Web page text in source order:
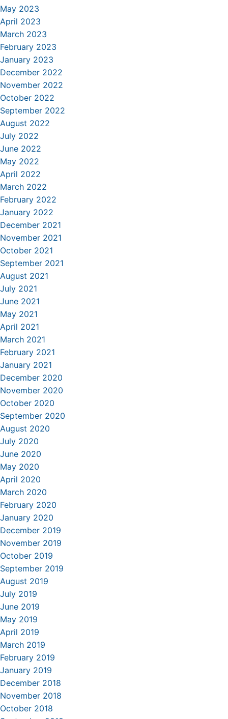
May 2023
April 2023
March 2023
February 2023
January 2023
December 2022
November 2022
October 2022
September 2022
August 2022
July 2022
June 2022
May 2022
April 2022
March 2022
February 2022
January 2022
December 2021
November 2021
October 2021
September 2021
August 2021
July 2021
June 2021
May 2021
April 2021
March 2021
February 2021
January 2021
December 2020
November 2020
October 2020
September 2020
August 2020
July 2020
June 2020
May 2020
April 2020
March 2020
February 2020
January 2020
December 2019
November 2019
October 2019
September 2019
August 2019
July 2019
June 2019
May 2019
April 2019
March 2019
February 2019
January 2019
December 2018
November 2018
October 2018